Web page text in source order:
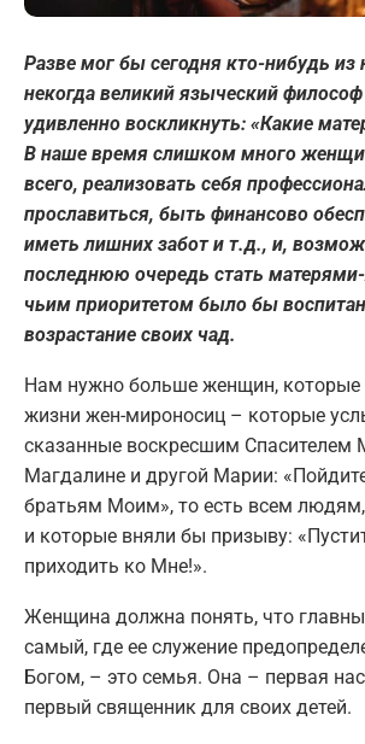
Разве мог бы сегодня кто-нибудь из
некогда великий языческий
удивленно воскликнуть: «Какие
В наше время слишком много
всего, реализовать себя
прославиться, быть финансово
иметь лишних забот и т.д., и,
последнюю очередь стать
чьим приоритетом было бы
возрастание своих чад.
Нам нужно больше женщин, которые
жизни жен-мироносиц – которые
сказанные воскресшим Спасителем
Магдалине и другой Марии:
братьям Моим», то есть всем людям,
и которые вняли бы призыву:
приходить ко Мне!».
Женщина должна понять, что
самый, где ее служение
Богом, – это семья. Она – первая
первый священник для своих детей.